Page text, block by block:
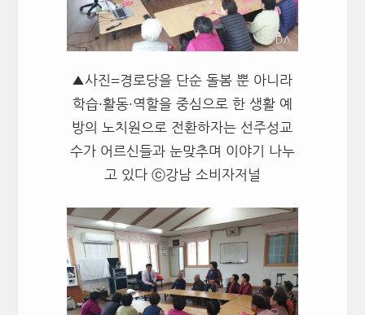
▲사진=경로당을 단순 돌봄 뿐 아니라
학습·활동·역할을 중심으로 한 생활 예
방의 노치원으로 전환하자는 선주성교
수가 어르신들과 눈맞추며 이야기 나누
고 있다 ⓒ강남 소비자저널